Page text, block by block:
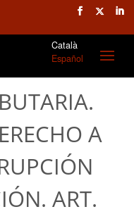
Català
Español
A
ART.